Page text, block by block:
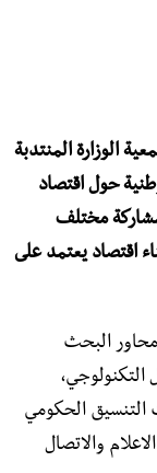
الوزارة المنتدبة
حول اقتصاد
بمشاركة مختلف
اقتصاد يعتمد على
محاور البحث
التكنولوجي،
التنسيق الحكومي
والاتصال